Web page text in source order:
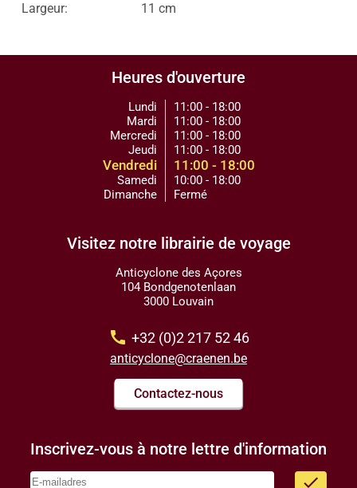
Largeur: 11 cm
Heures d'ouverture
Lundi
Mardi
Mercredi
Jeudi
Vendredi
Samedi
Dimanche
11:00 - 18:00
11:00 - 18:00
11:00 - 18:00
11:00 - 18:00
11:00 - 18:00
10:00 - 18:00
Fermé
Visitez notre librairie de voyage
Anticyclone des Açores
104 Bondgenotenlaan
3000 Louvain
call +32 (0)2 217 52 46
anticyclone@craenen.be
Contactez-nous
Inscrivez-vous à notre lettre d'information
done